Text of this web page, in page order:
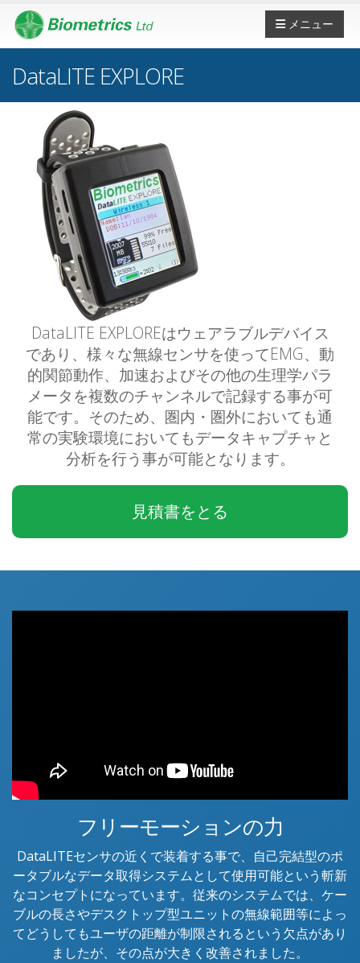
メニュー
DataLITE EXPLORE
DataLITE EXPLOREはウェアラブルデバイス
であり、様々な無線センサを使ってEMG、動
的関節動作、加速およびその他の生理学パラ
メータを複数のチャンネルで記録する事が可
能です。そのため、圏内・圏外においても通
常の実験環境においてもデータキャプチャと
分析を行う事が可能となります。
見積書をとる
フリーモーションの力
DataLITEセンサの近くで装着する事で、自己完結型のポ
ータブルなデータ取得システムとして使用可能という斬新
なコンセプトになっています。従来のシステムでは、ケー
ブルの長さやデスクトップ型ユニットの無線範囲等によっ
てどうしてもユーザの距離が制限されるという欠点があり
ましたが、その点が大きく改善されました。